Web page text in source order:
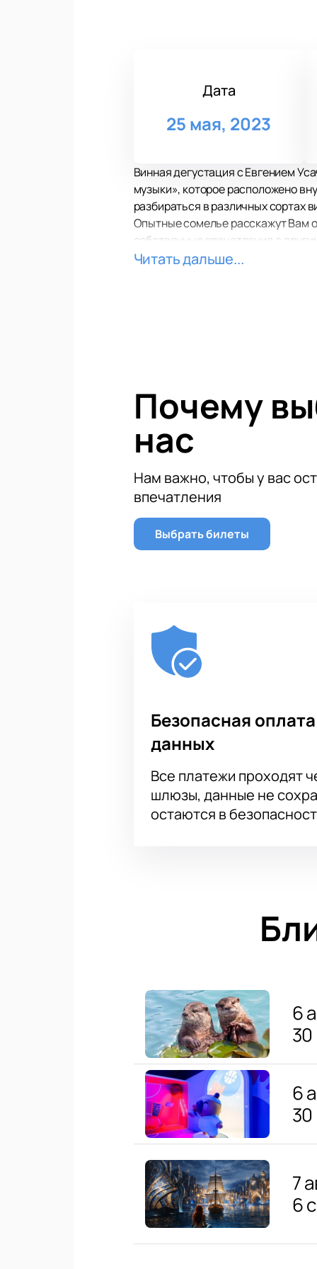
Дата
25 мая, 2023
Винная дегустация с Евгением
музыки», которое расположено
разбираться в различных сортах
Опытные сомелье расскажут Вам
собственные впечатления с
эксклюзивные вина, которые вы
Читать дальше...
Почему
нас
Нам важно, чтобы у вас
впечатления
Выбрать билеты
Безопасная
данных
Все платежи проходят
шлюзы, данные не
остаются в
6
6
7
6